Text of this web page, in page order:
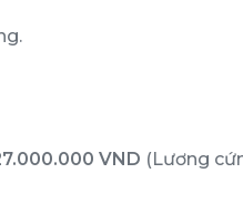
VND (Lương